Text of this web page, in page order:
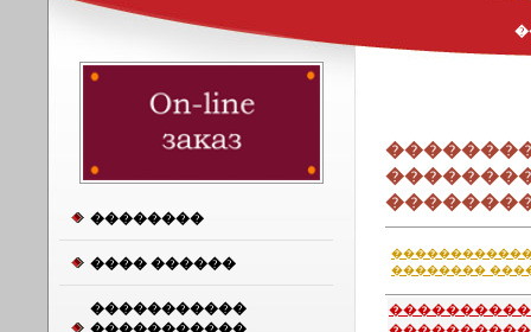
��������
���� ������
�����������
�����������
��������